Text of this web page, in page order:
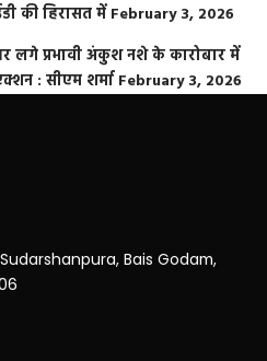
की हिरासत में February 3, 2026
लगे प्रभावी अंकुश नशे के कारोबार में
: सीएम शर्मा February 3, 2026
Bais Godam,